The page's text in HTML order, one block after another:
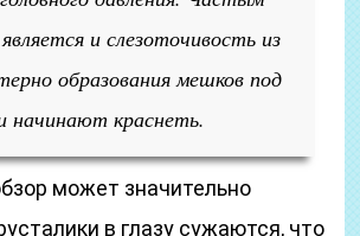
и слезоточивость из
образования мешков под
начинают краснеть.
может значительно
в глазу сужаются, что